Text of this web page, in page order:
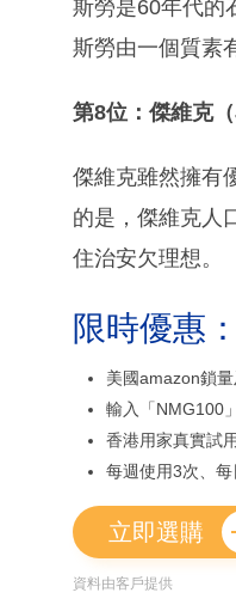
斯勞是60年代的
斯勞由一個質素
第8位：傑維克
傑維克雖然擁有
的是，傑維克人
住治安欠理想。
限時優惠
美國amazon鎖
輸入「NMG100
香港用家真實試
每週使用3次、
立即選購
資料由客戶提供